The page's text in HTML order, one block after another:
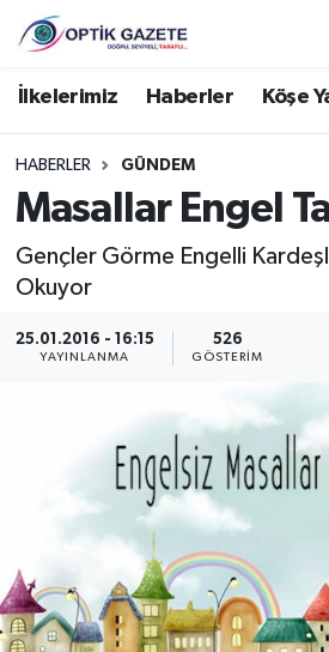
İlkelerimiz Haberler Köşe
HABERLER GÜNDEM
Masallar Engel
Gençler Görme Engelli
Okuyor
25.01.2016 - 16:15
YAYINLANMA
526
GÖSTERIM
Nöbetçi Eczaneler
Hava Durumu
İstanbul Namaz Vakitleri
Trafik Durumu
Süper Lig Puan Durumu ve
Son Dakika Haberleri
Haber Arşivi